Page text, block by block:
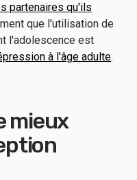
partenaires qu'ils
que l'utilisation de
l'adolescence est
à l'âge adulte.
mieux